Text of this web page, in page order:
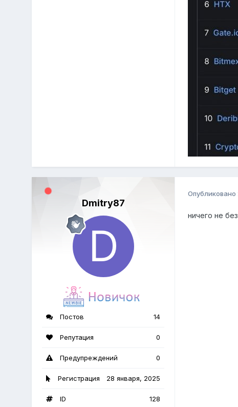
Dmitry87
Постов 14
Репутация 0
Предупреждений 0
Регистрация 28 января, 2025
ID 128
Опубликовано
ничего не